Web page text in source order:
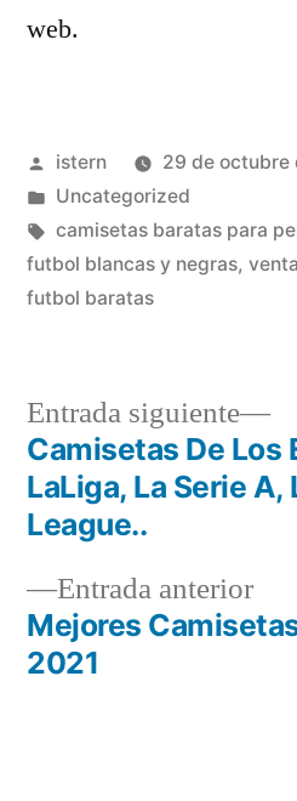
web.
Publicado
por
istern
29 de octubre
Publicado
en
Uncategorized
Etiquetas:
camisetas baratas para
futbol blancas y negras,
futbol baratas
Navegación
de
entradas
Entrada anterior
Mejores
2021
Entrada siguiente
Camisetas De Los
LaLiga, La Serie A,
League..